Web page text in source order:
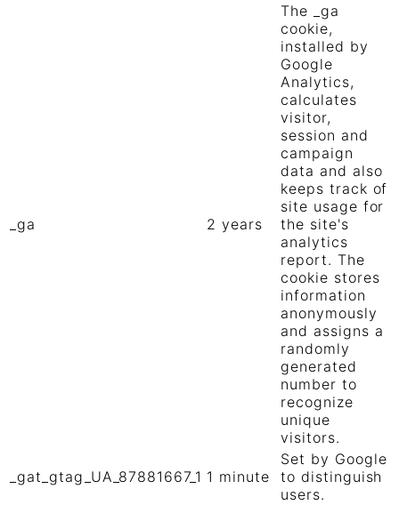
_ga 2 years
The _ga
cookie,
installed by
Google
Analytics,
calculates
visitor,
session and
campaign
data and also
keeps track of
site usage for
the site's
analytics
report. The
cookie stores
information
anonymously
and assigns a
randomly
generated
number to
recognize
unique
visitors.
_gat_gtag_UA_87881667_1 1 minute
Set by Google
to distinguish
users.